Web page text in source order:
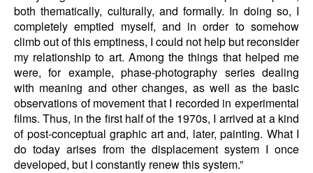
both thematically, culturally, and formally. In doing so, I
completely emptied myself, and in order to somehow
climb out of this emptiness, I could not help but reconsider
my relationship to art. Among the things that helped me
were, for example, phase-photography series dealing
with meaning and other changes, as well as the basic
observations of movement that I recorded in experimental
films. Thus, in the first half of the 1970s, I arrived at a kind
of post-conceptual graphic art and, later, painting. What I
do today arises from the displacement system I once
developed, but I constantly renew this system.”